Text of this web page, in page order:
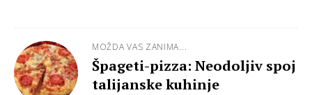
MOŽDA VAS ZANIMA...
Špageti-pizza: Neodoljiv spoj
talijanske kuhinje